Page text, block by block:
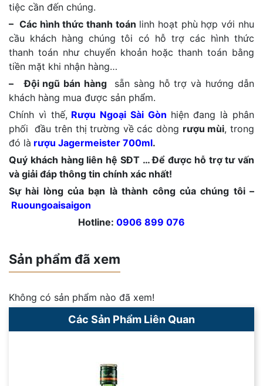
tiệc cần đến chúng.
– Các hình thức thanh toán linh hoạt phù hợp với nhu
cầu khách hàng chúng tôi có hỗ trợ các hình thức
thanh toán như chuyển khoản hoặc thanh toán bằng
tiền mặt khi nhận hàng…
– Đội ngũ bán hàng
sẵn sàng hỗ trợ và hướng dẫn
khách hàng mua được sản phẩm.
Chính vì thế, Rượu Ngoại Sài Gòn hiện đang là phân
phối đầu trên thị trường về các dòng rượu mùi, trong
đó là rượu Jagermeister 700ml.
Quý khách hàng liên hệ SĐT … Để được hỗ trợ tư vấn
và giải đáp thông tin chính xác nhất!
Sự hài lòng của bạn là thành công của chúng tôi –
Ruoungoaisaigon
Hotline: 0906 899 076
Sản phẩm đã xem
Không có sản phẩm nào đã xem!
Các Sản Phẩm Liên Quan